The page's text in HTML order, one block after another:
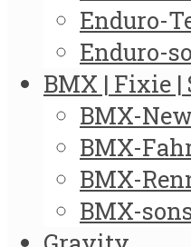
Enduro-
Enduro-
BMX | Fixie |
BMX-
BMX-
BMX-
BMX-